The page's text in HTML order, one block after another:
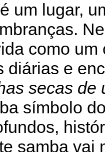
um lugar,
como
diárias e
secas de
símbolo
samba vai